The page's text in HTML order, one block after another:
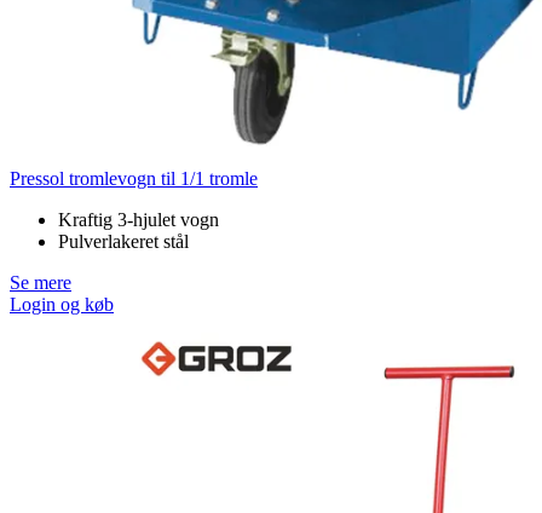
Pressol tromlevogn til 1/1 tromle
Kraftig 3-hjulet vogn
Pulverlakeret stål
Se mere
Login og køb